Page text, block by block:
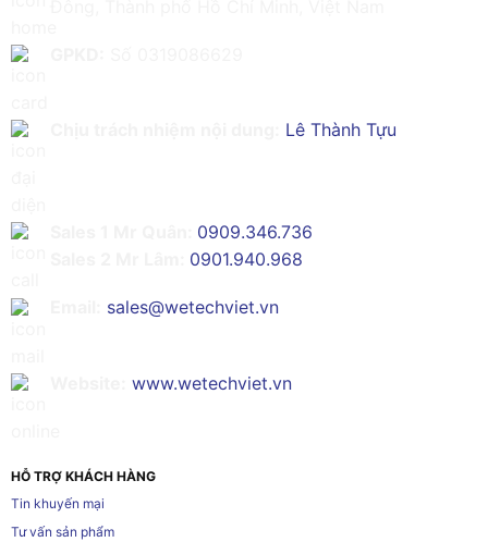
Lê Thành Tựu
0909.346.736
0901.940.968
sales@wetechviet.vn
www.wetechviet.vn
HỖ TRỢ KHÁCH HÀNG
Tin khuyến mại
Tư vấn sản phẩm